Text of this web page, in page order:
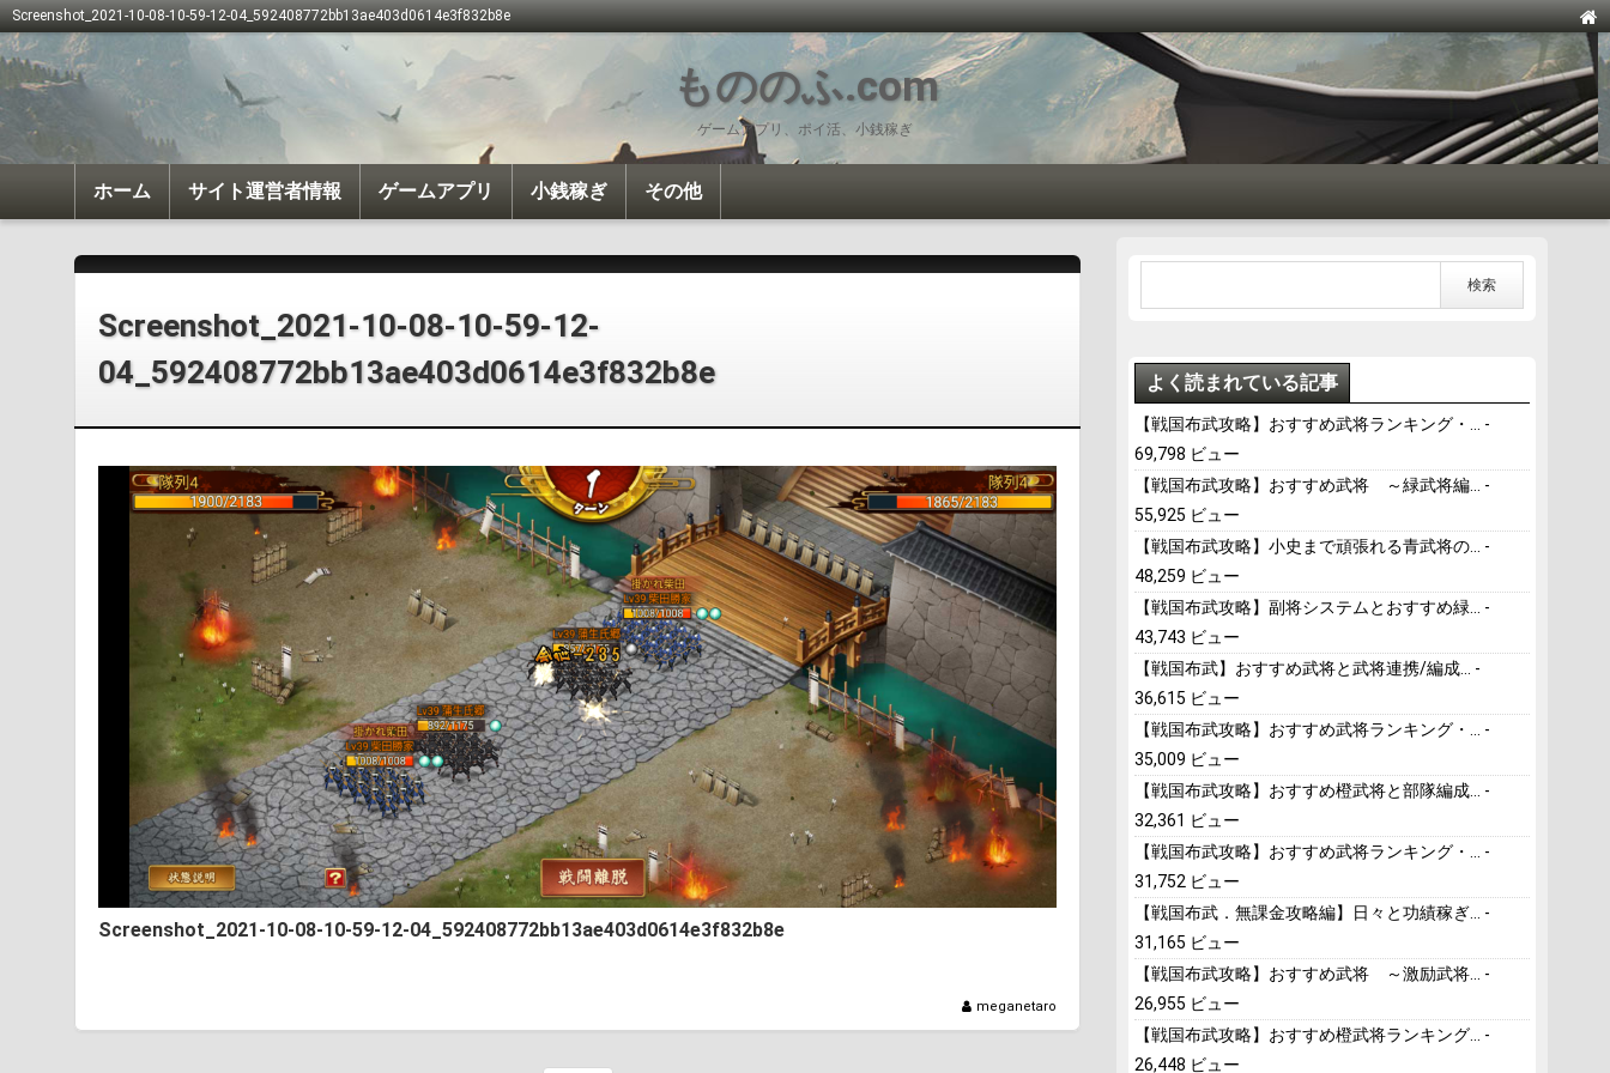
Screenshot_2021-10-08-10-59-12-04_592408772bb13ae403d0614e3f832b8e
もののふ.com
ゲームアプリ、ポイ活、小銭稼ぎ
ホーム サイト運営者情報 ゲームアプリ 小銭稼ぎ その他
Screenshot_2021-10-08-10-59-12-
04_592408772bb13ae403d0614e3f832b8e
Screenshot_2021-10-08-10-59-12-04_592408772bb13ae403d0614e3f832b8e
meganetaro
よく読まれている記事
【戦国布武攻略】おすすめ武将ランキング・...
-
69,798 ビュー
【戦国布武攻略】おすすめ武将 ～緑武将編...
-
55,925 ビュー
【戦国布武攻略】小史まで頑張れる青武将の...
-
48,259 ビュー
【戦国布武攻略】副将システムとおすすめ緑...
-
43,743 ビュー
【戦国布武】おすすめ武将と武将連携/編成...
-
36,615 ビュー
【戦国布武攻略】おすすめ武将ランキング・...
-
35,009 ビュー
【戦国布武攻略】おすすめ橙武将と部隊編成...
-
32,361 ビュー
【戦国布武攻略】おすすめ武将ランキング・...
-
31,752 ビュー
【戦国布武．無課金攻略編】日々と功績稼ぎ...
-
31,165 ビュー
【戦国布武攻略】おすすめ武将 ～激励武将...
-
26,955 ビュー
【戦国布武攻略】おすすめ橙武将ランキング...
-
26,448 ビュー